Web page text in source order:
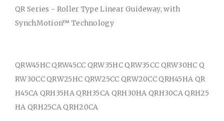
QR Series - Roller Type Linear Guideway, with
SynchMotion™ Technology
QRW45HC QRW45CC QRW35HC QRW35CC QRW30HC Q
RW30CC QRW25HC QRW25CC QRW20CC QRH45HA QR
H45CA QRH35HA QRH35CA QRH30HA QRH30CA QRH25
HA QRH25CA QRH20CA